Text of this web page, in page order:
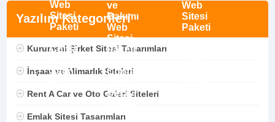
Yazılım Kategorileri
Kurumsal Şirket Sitesi Tasarımları
İnşaat ve Mimarlık Siteleri
Rent A Car ve Oto Galeri Siteleri
Emlak Sitesi Tasarımları